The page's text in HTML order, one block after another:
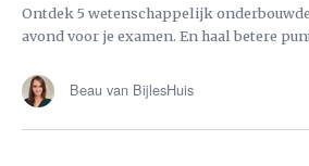
Ontdek 5 wetenschappelijk
avond voor je examen. En haal betere
Beau van BijlesHuis